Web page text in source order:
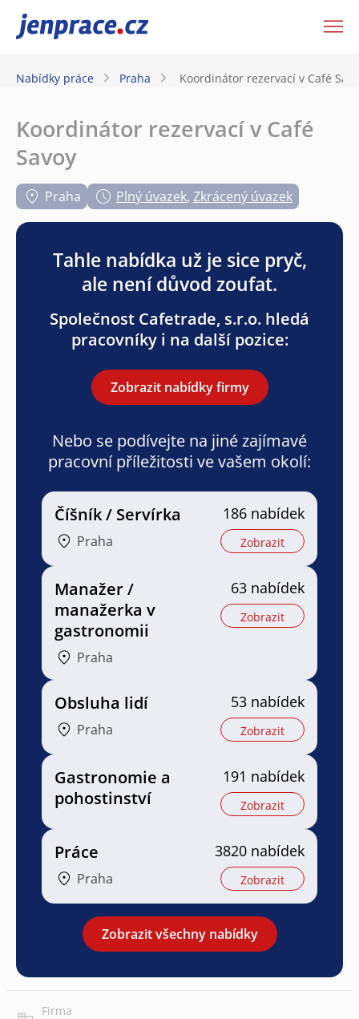
JenPráce.cz
Nabídky práce Praha Koordinátor rezervací v Café
Koordinátor rezervací v Café
Savoy
Praha Plný úvazek, Zkrácený úvazek
Tahle nabídka už je sice pryč,
ale není důvod zoufat.
Společnost Cafetrade, s.r.o. hledá
pracovníky i na další pozice:
Zobrazit nabídky firmy
Nebo se podívejte na jiné zajímavé
pracovní příležitosti ve vašem okolí:
Číšník / Servírka
Praha
186 nabídek
Zobrazit
Manažer /
manažerka v
gastronomii
Praha
63 nabídek
Zobrazit
Obsluha lidí
Praha
53 nabídek
Zobrazit
Gastronomie a
pohostinství
191 nabídek
Zobrazit
Práce
Praha
3820 nabídek
Zobrazit
Zobrazit všechny nabídky
Firma